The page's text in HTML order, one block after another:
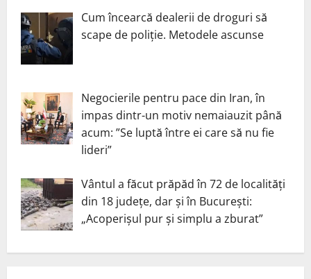
Cum încearcă dealerii de droguri să
scape de poliție. Metodele ascunse
Negocierile pentru pace din Iran, în
impas dintr-un motiv nemaiauzit până
acum: ”Se luptă între ei care să nu fie
lideri”
Vântul a făcut prăpăd în 72 de localități
din 18 județe, dar și în București:
„Acoperișul pur și simplu a zburat”